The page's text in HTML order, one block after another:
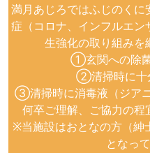
満月あじろではふじのく
症（コロナ、インフルエ
生強化の取り組みを
①玄関への除菌
②清掃時に十
③清掃時に消毒液（ジアニ
何卒ご理解、ご協力の程
※当施設はおとなの方（紳
となっ